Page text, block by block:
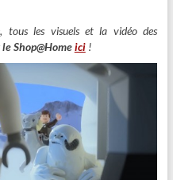
tous les visuels et la vidéo des
Shop@Homeici!